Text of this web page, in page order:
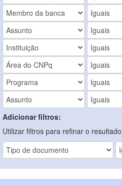
Adicionar filtros:
Utilizar filtros para refinar o